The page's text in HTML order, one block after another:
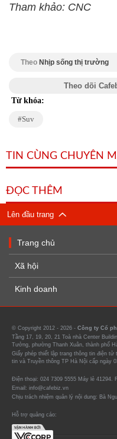
Tham khảo: CNC
Theo Nhịp sống thị trường
Theo dõi
Từ khóa:
Suv
TIN CÙNG CHUYÊN
ĐỌC THÊM
Lên đầu trang
Trang chủ
Xã hội
Kinh doanh
© Copyright 2012 - 2026 - Công ty Cổ
Tầng 17, 19, 20, 21 Toà nhà Center
Tưởng, phường Thanh Xuân, thành phố
Giấy phép thiết lập trang thông tin điện
tin và Truyền thông TP Hà Nội cấp ngày
Điện thoại: 024 7309 5555 Máy lẻ 41294.
Email: info@cafebiz.vn
Chịu trách nhiệm quản lý nội dung: Bà
Hỗ trợ quảng cáo: